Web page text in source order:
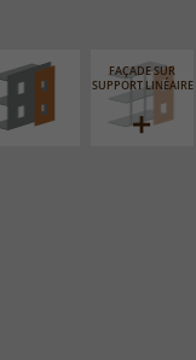
FAÇADE SUR
SUPPORT LINÉAIRE